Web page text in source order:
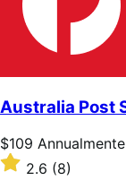
Australia Post
Prezzo
$109
Annualmente
$109 Annualmente
Valutato
2.6 (8)